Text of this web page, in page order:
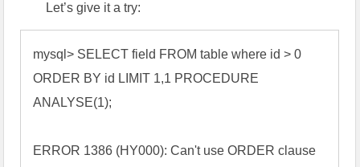
Let’s give it a try:
mysql> SELECT field FROM table where id > 0
ORDER BY id LIMIT 1,1 PROCEDURE
ANALYSE(1);
ERROR 1386 (HY000): Can't use ORDER clause